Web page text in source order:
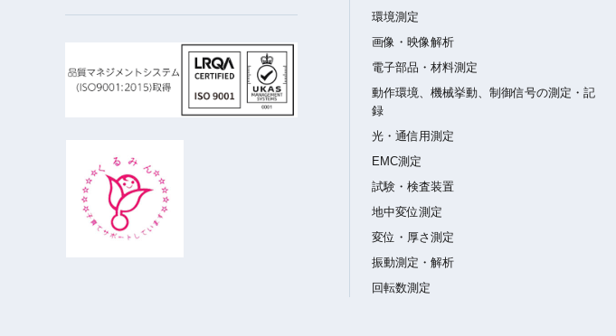
環境測定
画像・映像解析
電子部品・材料測定
動作環境、機械挙動、制御信号の測定・記
録
光・通信用測定
EMC測定
試験・検査装置
地中変位測定
変位・厚さ測定
振動測定・解析
回転数測定